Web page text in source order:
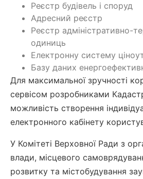
Реєстр будівель і споруд
Адресний реєстр
Реєстр адміністративно-
одиниць
Електронну систему
Базу даних
Для максимальної зручності
сервісом розробниками
можливість створення
електронного кабінету
У Комітеті Верховної Ради з
влади, місцевого
розвитку та містобудування